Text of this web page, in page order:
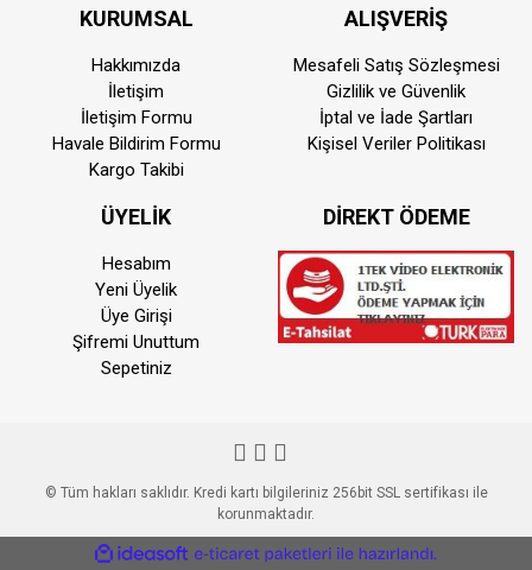
KURUMSAL
Hakkımızda
İletişim
İletişim Formu
Havale Bildirim Formu
Kargo Takibi
ALIŞVERİŞ
Mesafeli Satış Sözleşmesi
Gizlilik ve Güvenlik
İptal ve İade Şartları
Kişisel Veriler Politikası
ÜYELİK
Hesabım
Yeni Üyelik
Üye Girişi
Şifremi Unuttum
Sepetiniz
DİREKT ÖDEME
© Tüm hakları saklıdır. Kredi kartı bilgileriniz 256bit SSL sertifikası ile
korunmaktadır.
ideasoft
e-